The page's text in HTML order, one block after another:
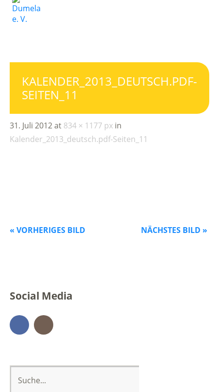
KALENDER_2013_DEUTSCH.PDF-
SEITEN_11
31. Juli 2012at 834 × 1177 px in
Kalender_2013_deutsch.pdf-Seiten_11
« VORHERIGES BILD NÄCHSTES BILD »
Social Media
Facebook